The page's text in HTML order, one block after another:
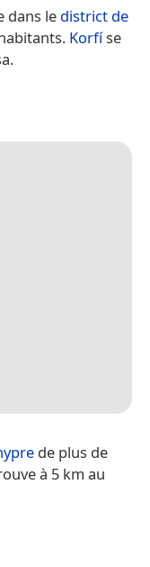
dans le district de
Korfíse
de plus de
à 5 km au